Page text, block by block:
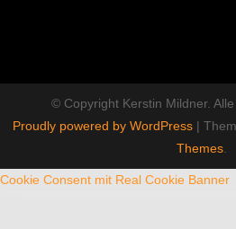
© Copyright Kerstin Mildner.
Proudly powered by WordPress |
Themes.
Cookie Consent mit Real Cookie Banner